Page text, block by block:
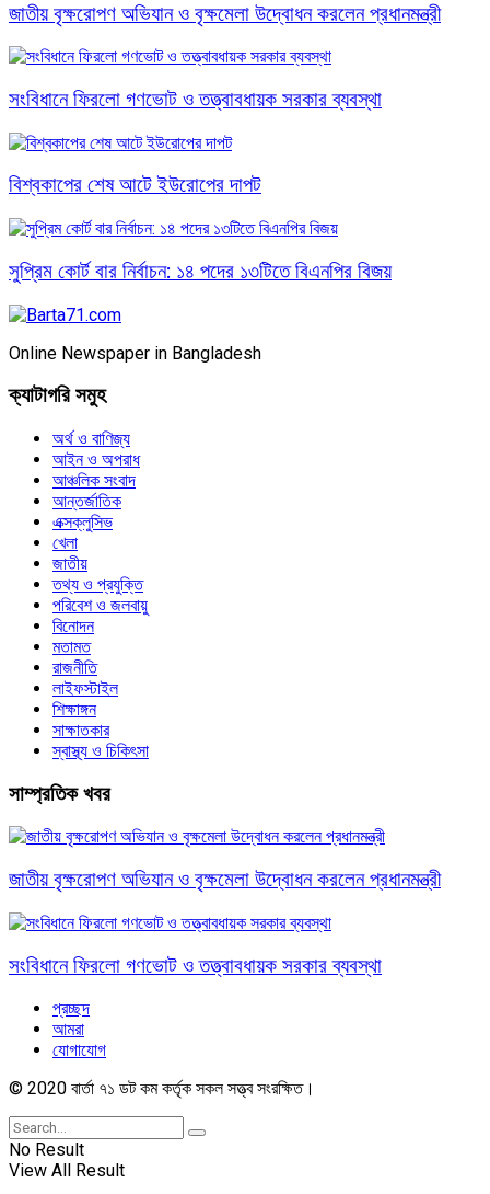
জাতীয় বৃক্ষরোপণ অভিযান ও বৃক্ষমেলা উদ্বোধন করলেন প্রধানমন্ত্রী
সংবিধানে ফিরলো গণভোট ও তত্ত্বাবধায়ক সরকার ব্যবস্থা
বিশ্বকাপের শেষ আটে ইউরোপের দাপট
সুপ্রিম কোর্ট বার নির্বাচন: ১৪ পদের ১৩টিতে বিএনপির বিজয়
Online Newspaper in Bangladesh
ক্যাটাগরি সমুহ
অর্থ ও বাণিজ্য
আইন ও অপরাধ
আঞ্চলিক সংবাদ
আন্তর্জাতিক
এক্সক্লুসিভ
খেলা
জাতীয়
তথ্য ও প্রযুক্তি
পরিবেশ ও জলবায়ু
বিনোদন
মতামত
রাজনীতি
লাইফস্টাইল
শিক্ষাঙ্গন
সাক্ষাতকার
স্বাস্থ্য ও চিকিৎসা
সাম্প্রতিক খবর
জাতীয় বৃক্ষরোপণ অভিযান ও বৃক্ষমেলা উদ্বোধন করলেন প্রধানমন্ত্রী
সংবিধানে ফিরলো গণভোট ও তত্ত্বাবধায়ক সরকার ব্যবস্থা
প্রচ্ছদ
আমরা
যোগাযোগ
© 2020 বার্তা ৭১ ডট কম কর্তৃক সকল সত্ত্ব সংরক্ষিত।
No Result
View All Result